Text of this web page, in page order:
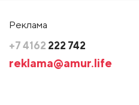
Реклама
+7 4162 222 742
reklama@amur.life